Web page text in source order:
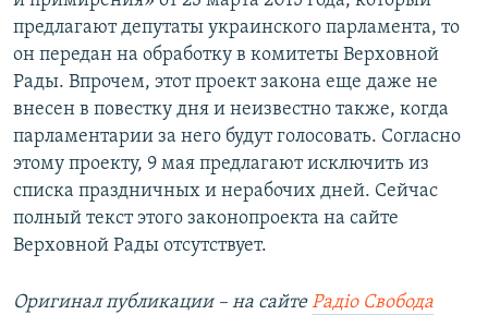
предлагают депутаты украинского парламента, то
он передан на обработку в комитеты Верховной
Рады. Впрочем, этот проект закона еще даже не
внесен в повестку дня и неизвестно также, когда
парламентарии за него будут голосовать. Согласно
этому проекту, 9 мая предлагают исключить из
списка праздничных и нерабочих дней. Сейчас
полный текст этого законопроекта на сайте
Верховной Рады отсутствует.
Оригинал публикации – на сайтеРадіо Свобода